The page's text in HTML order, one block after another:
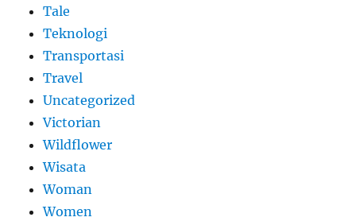
Tale
Teknologi
Transportasi
Travel
Uncategorized
Victorian
Wildflower
Wisata
Woman
Women